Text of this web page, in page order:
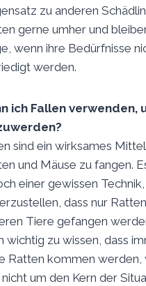
zu anderen
gerne umher und
wenn ihre Bedürfnisse
werden.
ich Fallen verwenden,
sind ein wirksames
und Mäuse zu fangen.
einer gewissen
dass nur
Tiere gefangen
wichtig zu wissen, dass
Ratten kommen werden,
nicht um den Kern der